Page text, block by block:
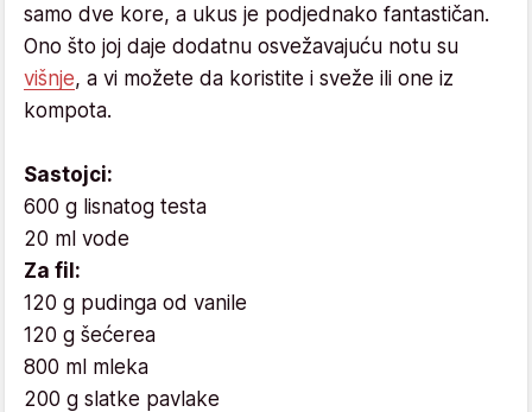
samo dve kore, a ukus je podjednako fantastičan.
Ono što joj daje dodatnu osvežavajuću notu su
višnje, a vi možete da koristite i sveže ili one iz
kompota.
Sastojci:
600 g lisnatog testa
20 ml vode
Za fil:
120 g pudinga od vanile
120 g šećerea
800 ml mleka
200 g slatke pavlake